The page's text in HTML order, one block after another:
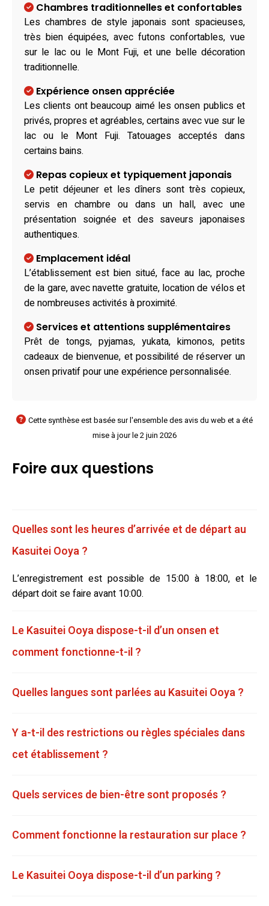
Chambres traditionnelles et confortables
Les chambres de style japonais sont spacieuses,
très bien équipées, avec futons confortables, vue
sur le lac ou le Mont Fuji, et une belle décoration
traditionnelle.
Expérience onsen appréciée
Les clients ont beaucoup aimé les onsen publics et
privés, propres et agréables, certains avec vue sur le
lac ou le Mont Fuji. Tatouages acceptés dans
certains bains.
Repas copieux et typiquement japonais
Le petit déjeuner et les dîners sont très copieux,
servis en chambre ou dans un hall, avec une
présentation soignée et des saveurs japonaises
authentiques.
Emplacement idéal
L’établissement est bien situé, face au lac, proche
de la gare, avec navette gratuite, location de vélos et
de nombreuses activités à proximité.
Services et attentions supplémentaires
Prêt de tongs, pyjamas, yukata, kimonos, petits
cadeaux de bienvenue, et possibilité de réserver un
onsen privatif pour une expérience personnalisée.
Cette synthèse est basée sur l'ensemble des avis du web et a été
mise à jour le 2 juin 2026
Foire aux questions
Quelles sont les heures d’arrivée et de départ au
Kasuitei Ooya ?
L’enregistrement est possible de 15:00 à 18:00, et le
départ doit se faire avant 10:00.
Le Kasuitei Ooya dispose-t-il d’un onsen et
comment fonctionne-t-il ?
Quelles langues sont parlées au Kasuitei Ooya ?
Y a-t-il des restrictions ou règles spéciales dans
cet établissement ?
Quels services de bien-être sont proposés ?
Comment fonctionne la restauration sur place ?
Le Kasuitei Ooya dispose-t-il d’un parking ?